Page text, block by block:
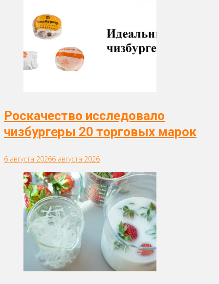
Роскачество исследовало
чизбургеры 20 торговых марок
6 августа 20266 августа 2026